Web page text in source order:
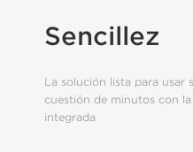
Sencillez
La solución lista para usar
cuestión de minutos con
integrada